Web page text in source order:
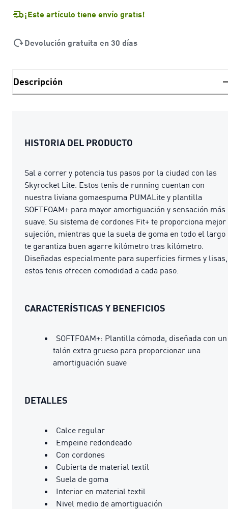
¡Este artículo tiene envío gratis!
Devolución gratuita en 30 días
Descripción
HISTORIA DEL PRODUCTO
Sal a correr y potencia tus pasos por la ciudad con las
Skyrocket Lite. Estos tenis de running cuentan con
nuestra liviana gomaespuma PUMALite y plantilla
SOFTFOAM+ para mayor amortiguación y sensación más
suave. Su sistema de cordones Fit+ te proporciona mejor
sujeción, mientras que la suela de goma en todo el largo
te garantiza buen agarre kilómetro tras kilómetro.
Diseñadas especialmente para superficies firmes y lisas,
estos tenis ofrecen comodidad a cada paso.
CARACTERÍSTICAS Y BENEFICIOS
SOFTFOAM+: Plantilla cómoda, diseñada con un
talón extra grueso para proporcionar una
amortiguación suave
DETALLES
Calce regular
Empeine redondeado
Con cordones
Cubierta de material textil
Suela de goma
Interior en material textil
Nivel medio de amortiguación